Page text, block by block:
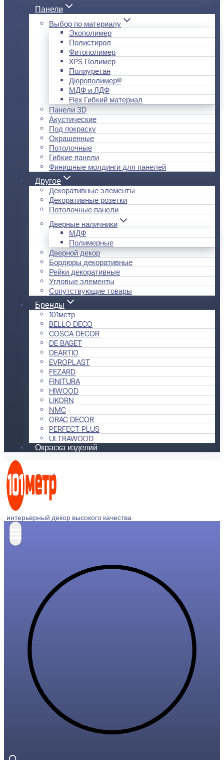
Панели
Выбор по материалу
Экополимер
Полистирол
Фитополимер
XPS Полимер
Полиуретан
Дюрополимер®
МДФ и ЛДФ
Flex Гибкий материал
Панели 3D
Акустические
Под покраску
Окрашенные
Потолочные
Гибкие панели
Финишные молдинги для панелей
Другое
Декоративные элементы
Декоративные розетки
Потолочные панели
Дверные наличники
МДФ
Полимерные
Дверной декор
Бордюры декоративные
Рейки декоративные
Угловые элементы
Сопутствующие товары
Бренды
101метр
BELLO DECO
COSCA DECOR
DE BAGET
DEARTIO
EVROPLAST
FEZARD
FINITURA
HIWOOD
LIKORN
NMC
ORAC DECOR
PERFECT PLUS
ULTRAWOOD
Окраска изделий
интерьерный декор высокого качества